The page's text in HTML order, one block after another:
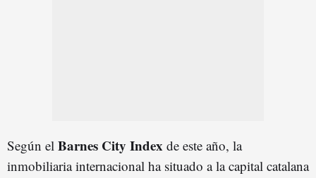
Según el Barnes City Index de este año, la
inmobiliaria internacional ha situado a la capital catalana